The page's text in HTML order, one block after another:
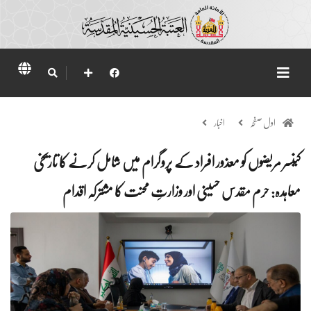
اول صفحہ اخبار
کینسر مریضوں کو معذور افراد کے پروگرام میں شامل کرنے کا تاریخی
معاہدہ: حرم مقدس حسینی اور وزارتِ محنت کا مشترکہ اقدام